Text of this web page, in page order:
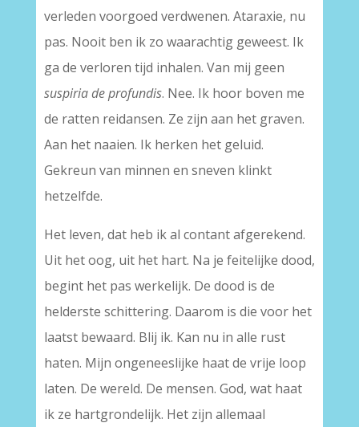
verleden voorgoed verdwenen. Ataraxie, nu
pas. Nooit ben ik zo waarachtig geweest. Ik
ga de verloren tijd inhalen. Van mij geen
suspiria de profundis. Nee. Ik hoor boven me
de ratten rei­dansen. Ze zijn aan het graven.
Aan het naaien. Ik herken het geluid.
Gekreun van minnen en sneven klinkt
hetzelfde.
Het leven, dat heb ik al contant afgerekend.
Uit het oog, uit het hart. Na je feitelijke dood,
begint het pas werkelijk. De dood is de
helderste schittering. Daarom is die voor het
laatst bewaard. Blij ik. Kan nu in alle rust
haten. Mijn ongeneeslijke haat de vrije loop
laten. De wereld. De mensen. God, wat haat
ik ze hartgrondelijk. Het zijn allemaal